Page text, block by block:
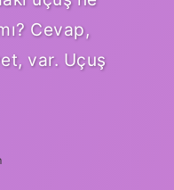
Cevap,
var. Uçuş